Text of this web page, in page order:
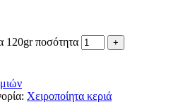
120gr ποσότητα
Χειροποίητα κεριά